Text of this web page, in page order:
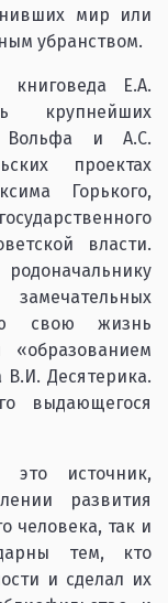
мир или
убранством.
Е.А.
крупнейших
Вольфа и А.С.
проектах
Горького,
власти.
свою жизнь
В.И. Десятерика.
выдающегося
источник,
развития
человека, так и
тем, кто
и сделал их